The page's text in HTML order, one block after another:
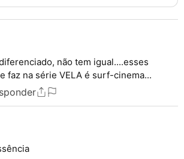
não tem igual....esses
faz na série VELA é surf-cinema...